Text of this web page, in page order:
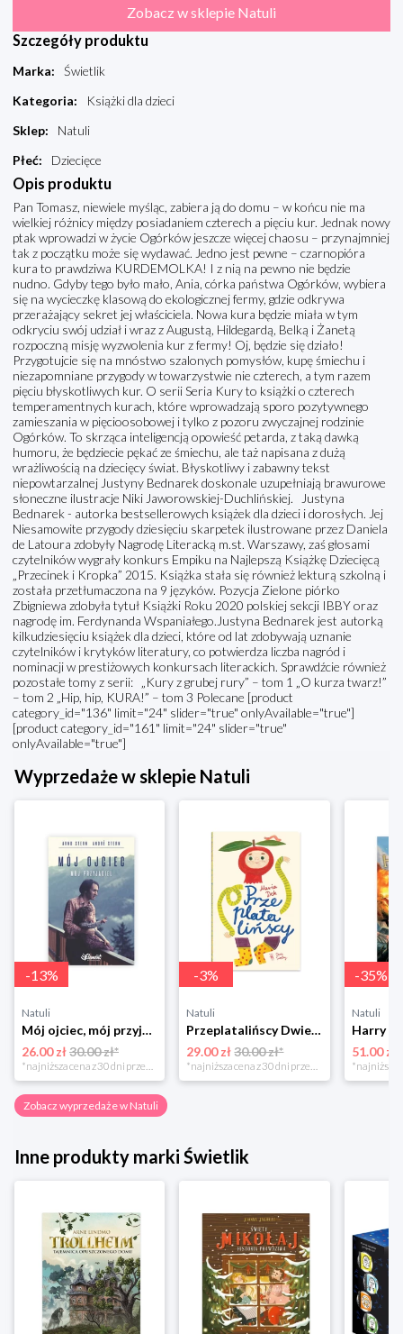
Zobacz w sklepie Natuli
Szczegóły produktu
Marka:
Świetlik
Kategoria:
Książki dla dzieci
Sklep:
Natuli
Płeć: Dziecięce
Opis produktu
Pan Tomasz, niewiele myśląc, zabiera ją do domu – w końcu nie ma
wielkiej różnicy między posiadaniem czterech a pięciu kur. Jednak nowy
ptak wprowadzi w życie Ogórków jeszcze więcej chaosu – przynajmniej
tak z początku może się wydawać. Jedno jest pewne – czarnopióra
kura to prawdziwa KURDEMOLKA! I z nią na pewno nie będzie
nudno. Gdyby tego było mało, Ania, córka państwa Ogórków, wybiera
się na wycieczkę klasową do ekologicznej fermy, gdzie odkrywa
przerażający sekret jej właściciela. Nowa kura będzie miała w tym
odkryciu swój udział i wraz z Augustą, Hildegardą, Belką i Żanetą
rozpoczną misję wyzwolenia kur z fermy! Oj, będzie się działo!
Przygotujcie się na mnóstwo szalonych pomysłów, kupę śmiechu i
niezapomniane przygody w towarzystwie nie czterech, a tym razem
pięciu błyskotliwych kur. O serii Seria Kury to książki o czterech
temperamentnych kurach, które wprowadzają sporo pozytywnego
zamieszania w pięcioosobowej i tylko z pozoru zwyczajnej rodzinie
Ogórków. To skrząca inteligencją opowieść petarda, z taką dawką
humoru, że będziecie pękać ze śmiechu, ale taż napisana z dużą
wrażliwością na dziecięcy świat. Błyskotliwy i zabawny tekst
niepowtarzalnej Justyny Bednarek doskonale uzupełniają brawurowe
słoneczne ilustracje Niki Jaworowskiej-Duchlińskiej. Justyna
Bednarek - autorka bestsellerowych książek dla dzieci i dorosłych. Jej
Niesamowite przygody dziesięciu skarpetek ilustrowane przez Daniela
de Latoura zdobyły Nagrodę Literacką m.st. Warszawy, zaś głosami
czytelników wygrały konkurs Empiku na Najlepszą Książkę Dziecięcą
„Przecinek i Kropka” 2015. Książka stała się również lekturą szkolną i
została przetłumaczona na 9 języków. Pozycja Zielone piórko
Zbigniewa zdobyła tytuł Książki Roku 2020 polskiej sekcji IBBY oraz
nagrodę im. Ferdynanda Wspaniałego.Justyna Bednarek jest autorką
kilkudziesięciu książek dla dzieci, które od lat zdobywają uznanie
czytelników i krytyków literatury, co potwierdza liczba nagród i
nominacji w prestiżowych konkursach literackich. Sprawdźcie również
pozostałe tomy z serii: „Kury z grubej rury” – tom 1 „O kurza twarz!”
– tom 2 „Hip, hip, KURA!” – tom 3 Polecane [product
category_id="136" limit="24" slider="true" onlyAvailable="true"]
[product category_id="161" limit="24" slider="true"
onlyAvailable="true"]
Wyprzedaże w sklepie Natuli
-13%
Natuli
Mój ojciec, mój przyjaciel Element
26.00 zł30.00 zł*
*najniższa cena z 30 dni przed obniżką
-3%
Natuli
Przeplatalińscy Dwie siostry
29.00 zł 30.00 zł*
*najniższa cena z 30 dni przed obniżką
-35%
Natuli
51.00 zł
Zobacz wyprzedaże w Natuli
Inne produkty marki Świetlik